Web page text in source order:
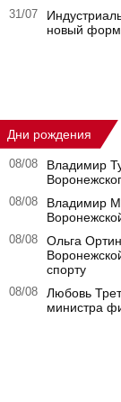
31/07
новый
Дни рождения
08/08
Владимир
08/08
Владимир
08/08
Ольга
спорту
08/08
Любовь
министра